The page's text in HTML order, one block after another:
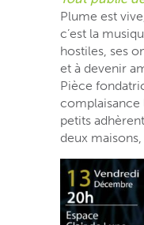
Plume est
c’est la
hostiles, ses
et à devenir
Pièce
complaisance
petits
deux